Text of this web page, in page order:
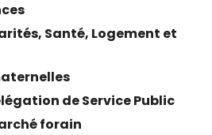
Santé, Logement et
de Service Public
forain